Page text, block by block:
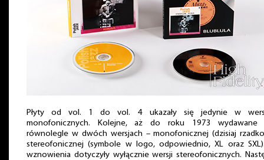
Płyty od vol. 1 do vol. 4 ukazały się jedynie w
monofonicznych. Kolejne, aż do roku 1973 wydawane
równolegle w dwóch wersjach – monofonicznej (dzisiaj
stereofonicznej (symbole w logo, odpowiednio, XL oraz
wznowienia dotyczyły wyłącznie wersji stereofonicznych.